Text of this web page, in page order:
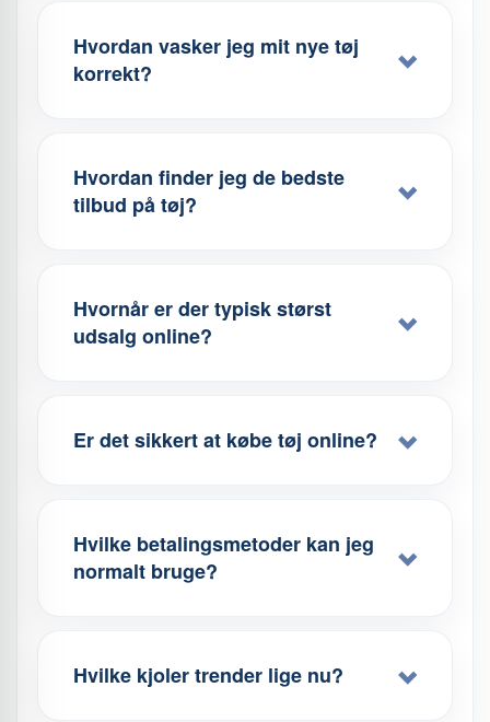
Hvordan vasker jeg mit nye tøj
korrekt?
Hvordan finder jeg de bedste
tilbud på tøj?
Hvornår er der typisk størst
udsalg online?
Er det sikkert at købe tøj online?
Hvilke betalingsmetoder kan jeg
normalt bruge?
Hvilke kjoler trender lige nu?